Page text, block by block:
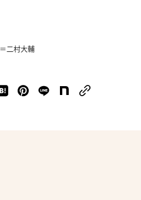
二村大輔